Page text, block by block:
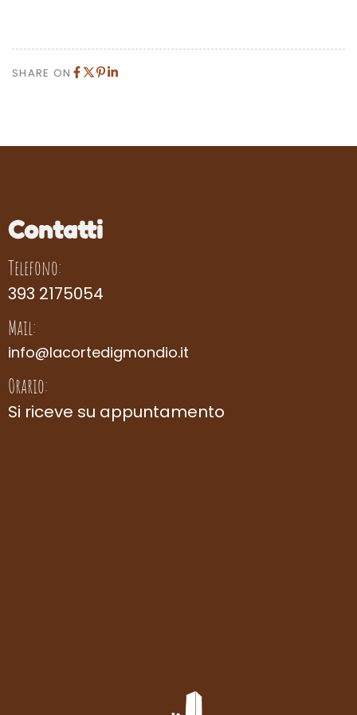
SHARE ON
Contatti
Telefono:
393 2175054
Mail:
info@lacortedigmondio.it
Orario:
Si riceve su appuntamento